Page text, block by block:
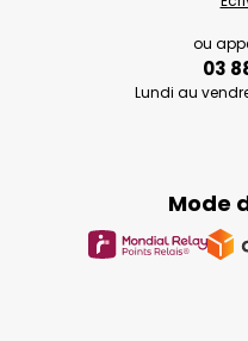
Mode
ou
03
Lundi au